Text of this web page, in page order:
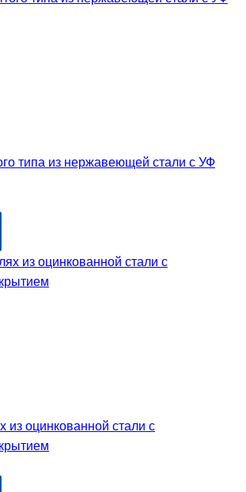
типа из нержавеющей стали с УФ
из оцинкованной стали с